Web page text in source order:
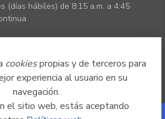
cookiespropias y de terceros para
experiencia al usuario en su
navegación.
el sitio web, estás aceptando
(días hábiles) de 8:15 a.m. a 4:45